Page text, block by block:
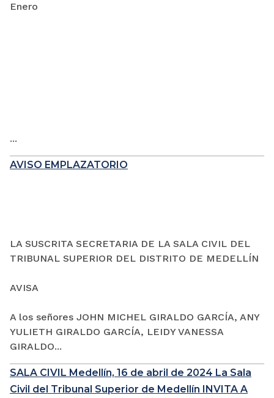
Enero
...
AVISO EMPLAZATORIO
LA SUSCRITA SECRETARIA DE LA SALA CIVIL DEL
TRIBUNAL SUPERIOR DEL DISTRITO DE MEDELLÍN
AVISA
A los señores JOHN MICHEL GIRALDO GARCÍA, ANY
YULIETH GIRALDO GARCÍA, LEIDY VANESSA
GIRALDO...
SALA CIVIL Medellín, 16 de abril de 2024 La Sala
Civil del Tribunal Superior de Medellín INVITA A